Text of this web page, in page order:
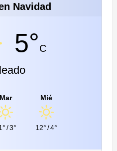
Navidad
5°C
Mar
/3°
Mié
12°/4°